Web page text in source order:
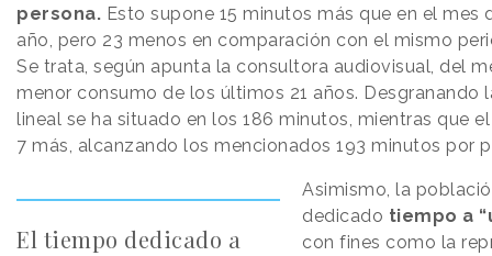
persona. Esto supone 15 minutos más que en el mes
año, pero 23 menos en comparación con el mismo
Se trata, según apunta la consultora audiovisual, del
menor consumo de los últimos 21 años. Desgranando
lineal se ha situado en los 186 minutos, mientras que
7 más, alcanzando los mencionados 193 minutos por
El tiempo dedicado a
Asimismo, la
dedicado tiempo a
con fines como la